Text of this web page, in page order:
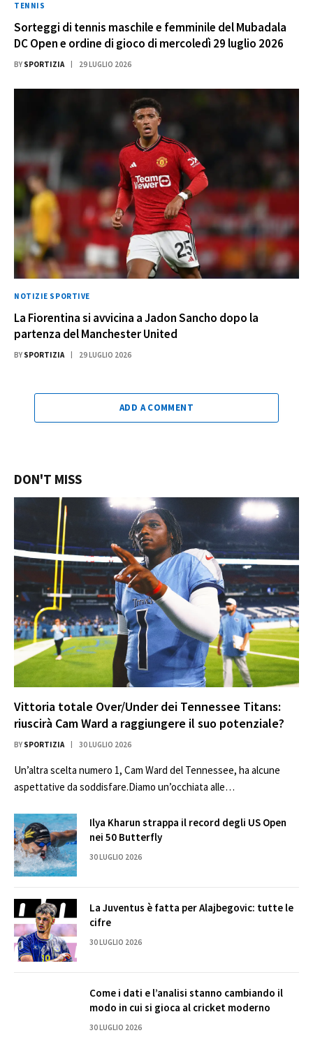
TENNIS
Sorteggi di tennis maschile e femminile del Mubadala
DC Open e ordine di gioco di mercoledì 29 luglio 2026
BY SPORTIZIA 29 LUGLIO 2026
NOTIZIE SPORTIVE
La Fiorentina si avvicina a Jadon Sancho dopo la
partenza del Manchester United
BY SPORTIZIA 29 LUGLIO 2026
ADD A COMMENT
DON'T MISS
Vittoria totale Over/Under dei Tennessee Titans:
riuscirà Cam Ward a raggiungere il suo potenziale?
BY SPORTIZIA 30 LUGLIO 2026
Un’altra scelta numero 1, Cam Ward del Tennessee, ha alcune
aspettative da soddisfare.Diamo un’occhiata alle…
Ilya Kharun strappa il record degli US Open
nei 50 Butterfly
30 LUGLIO 2026
La Juventus è fatta per Alajbegovic: tutte le
cifre
30 LUGLIO 2026
Come i dati e l’analisi stanno cambiando il
modo in cui si gioca al cricket moderno
30 LUGLIO 2026